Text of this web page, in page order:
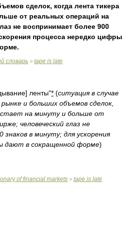
сделок, когда лента тикера
от реальных операций на
не воспринимает более 900
процесса нередко цифры
словарь > tape is late
ленты"* (ситуация в случае
и больших объемов сделок,
на минуту и больше от
человеческий глаз не
знаков в минуту; для ускорения
дают в сокращенной форме)
of financial markets > tape is late